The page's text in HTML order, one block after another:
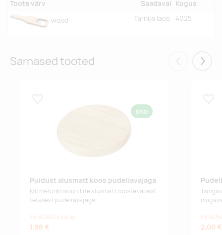
Toote värv Saadaval Kogus
wood
Tarnija laos: 4025
Sarnased tooted Eelmised
ÖKO
Puidust alusmatt koos pudeliavajaga
Mitmefunktsiooniline alusmatt roostevabast
terasest pudeliavajaga
Hind 250 tk puhul
1,98 €
Hind
2,00 €